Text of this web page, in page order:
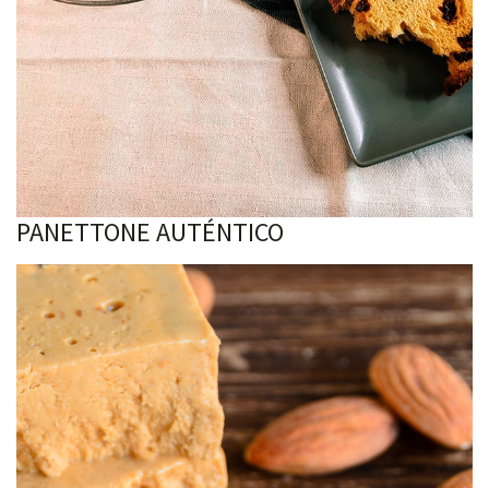
PANETTONE AUTÉNTICO